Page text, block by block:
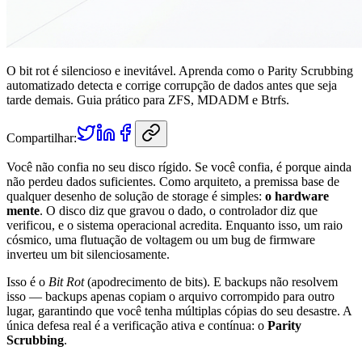
O bit rot é silencioso e inevitável. Aprenda como o Parity Scrubbing
automatizado detecta e corrige corrupção de dados antes que seja
tarde demais. Guia prático para ZFS, MDADM e Btrfs.
Compartilhar:
Você não confia no seu disco rígido. Se você confia, é porque ainda
não perdeu dados suficientes. Como arquiteto, a premissa base de
qualquer desenho de solução de storage é simples: o hardware
mente. O disco diz que gravou o dado, o controlador diz que
verificou, e o sistema operacional acredita. Enquanto isso, um raio
cósmico, uma flutuação de voltagem ou um bug de firmware
inverteu um bit silenciosamente.
Isso é o Bit Rot(apodrecimento de bits). E backups não resolvem
isso — backups apenas copiam o arquivo corrompido para outro
lugar, garantindo que você tenha múltiplas cópias do seu desastre. A
única defesa real é a verificação ativa e contínua: o Parity
Scrubbing.